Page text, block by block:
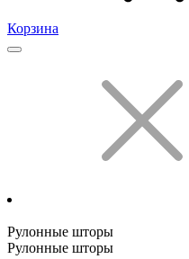
Корзина
Рулонные шторы
Рулонные шторы